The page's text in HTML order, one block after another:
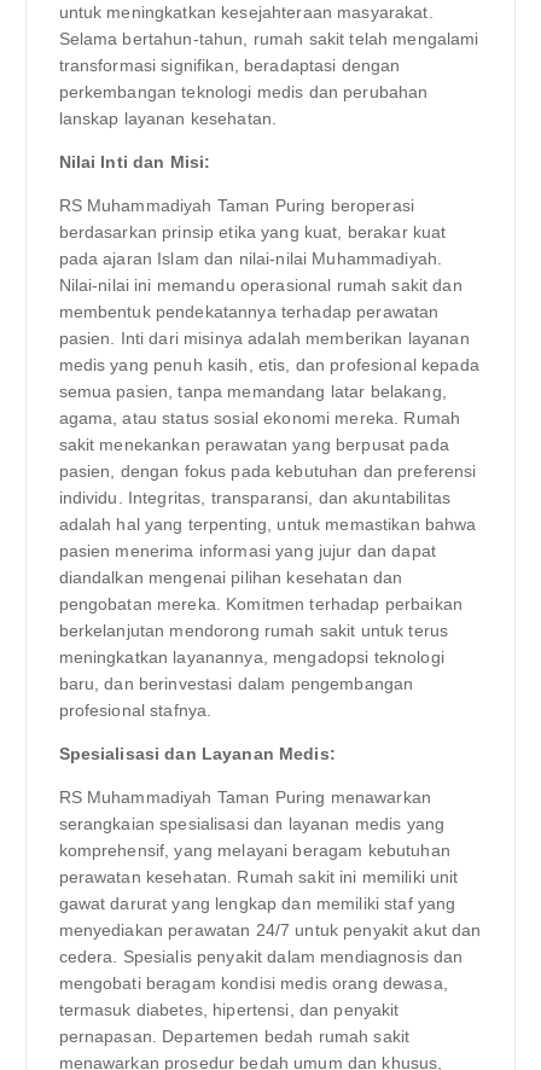
untuk meningkatkan kesejahteraan masyarakat.
Selama bertahun-tahun, rumah sakit telah mengalami
transformasi signifikan, beradaptasi dengan
perkembangan teknologi medis dan perubahan
lanskap layanan kesehatan.
Nilai Inti dan Misi:
RS Muhammadiyah Taman Puring beroperasi
berdasarkan prinsip etika yang kuat, berakar kuat
pada ajaran Islam dan nilai-nilai Muhammadiyah.
Nilai-nilai ini memandu operasional rumah sakit dan
membentuk pendekatannya terhadap perawatan
pasien. Inti dari misinya adalah memberikan layanan
medis yang penuh kasih, etis, dan profesional kepada
semua pasien, tanpa memandang latar belakang,
agama, atau status sosial ekonomi mereka. Rumah
sakit menekankan perawatan yang berpusat pada
pasien, dengan fokus pada kebutuhan dan preferensi
individu. Integritas, transparansi, dan akuntabilitas
adalah hal yang terpenting, untuk memastikan bahwa
pasien menerima informasi yang jujur ​​dan dapat
diandalkan mengenai pilihan kesehatan dan
pengobatan mereka. Komitmen terhadap perbaikan
berkelanjutan mendorong rumah sakit untuk terus
meningkatkan layanannya, mengadopsi teknologi
baru, dan berinvestasi dalam pengembangan
profesional stafnya.
Spesialisasi dan Layanan Medis:
RS Muhammadiyah Taman Puring menawarkan
serangkaian spesialisasi dan layanan medis yang
komprehensif, yang melayani beragam kebutuhan
perawatan kesehatan. Rumah sakit ini memiliki unit
gawat darurat yang lengkap dan memiliki staf yang
menyediakan perawatan 24/7 untuk penyakit akut dan
cedera. Spesialis penyakit dalam mendiagnosis dan
mengobati beragam kondisi medis orang dewasa,
termasuk diabetes, hipertensi, dan penyakit
pernapasan. Departemen bedah rumah sakit
menawarkan prosedur bedah umum dan khusus,